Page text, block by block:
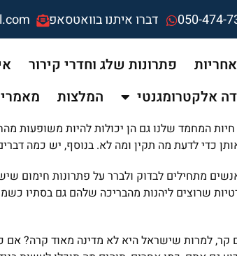
050-474- דברו איתנו בוואטסאפ
אחריות פתרונות שלג וחדרי קירור
אלקטרומגנטי
המלצות
המחמד שלנו גם הן יכולות להיות משופעות
כדי לדעת מה תקין ומה לא. בנוסף, יש כמה
מתחילים לבדוק ולברר על פתרונות חימום
שרוצים ליהנות מהבריכה שלהם גם בסתיו
למרות שישראל היא לא מדינה מאוד קרה? אם